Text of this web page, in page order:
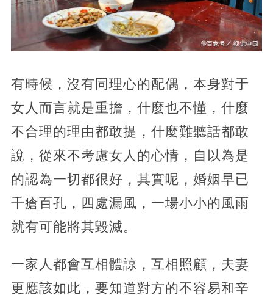
有時候，沒有同理心的配偶，本身對于
女人而言就是重擔，什麼也不懂，什麼
不合理的理由都敢提，什麼難聽話都敢
說，從來不考慮女人的心情，自以為是
的認為一切都很好，其實呢，婚姻早已
千瘡百孔，四處漏風，一場小小的風雨
就有可能將其毀滅。
一家人都會互相體諒，互相照顧，夫妻
更應該如此，要知道對方的不容易和辛